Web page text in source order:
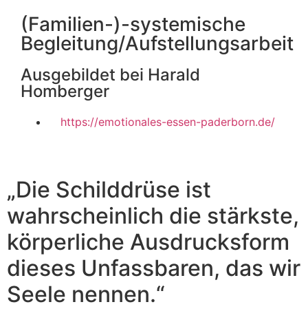
(Familien-)-systemische
Begleitung/Aufstellungsarbeit
Ausgebildet bei Harald
Homberger
https://emotionales-essen-paderborn.de/
„Die Schilddrüse ist
wahrscheinlich die stärkste,
körperliche Ausdrucksform
dieses Unfassbaren, das wir
Seele nennen.“